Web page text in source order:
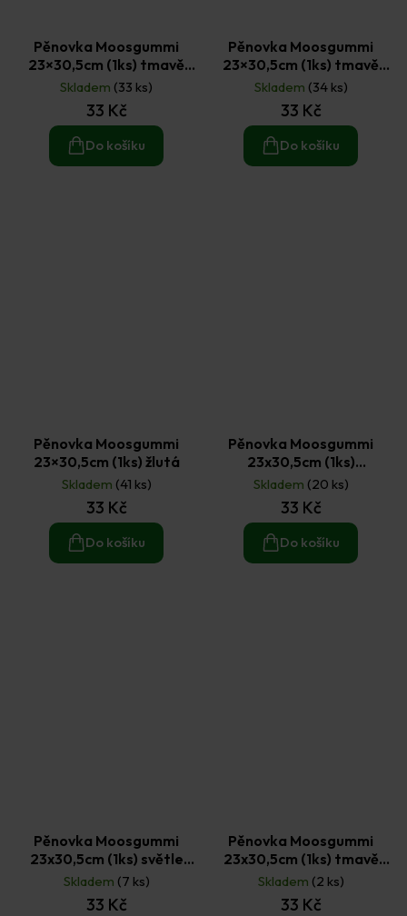
Pěnovka Moosgummi
23×30,5cm (1ks) tmavě
hnědá
Skladem (33 ks)
33 Kč
Do košíku
Pěnovka Moosgummi
23×30,5cm (1ks) tmavě
modrá
Skladem (34 ks)
33 Kč
Do košíku
Pěnovka Moosgummi
23×30,5cm (1ks) žlutá
Skladem (41 ks)
33 Kč
Do košíku
Pěnovka Moosgummi
23x30,5cm (1ks)
levandulová
Skladem (20 ks)
33 Kč
Do košíku
Pěnovka Moosgummi
23x30,5cm (1ks) světle
zelená
Skladem (7 ks)
33 Kč
Pěnovka Moosgummi
23x30,5cm (1ks) tmavě
růžová
Skladem (2 ks)
33 Kč